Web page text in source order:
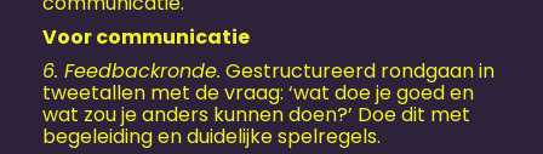
Voor communicatie
6. Feedbackronde. Gestructureerd rondgaan in
tweetallen met de vraag: ‘wat doe je goed en
wat zou je anders kunnen doen?’ Doe dit met
begeleiding en duidelijke spelregels.